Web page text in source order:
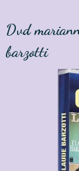
Dvd
barzotti